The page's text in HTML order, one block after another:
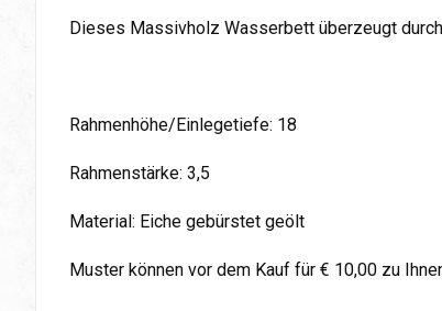
Dieses Massivholz Wasserbett überzeugt
Rahmenhöhe/Einlegetiefe: 18
Rahmenstärke: 3,5
Material: Eiche gebürstet geölt
Muster können vor dem Kauf für € 10,00 zu